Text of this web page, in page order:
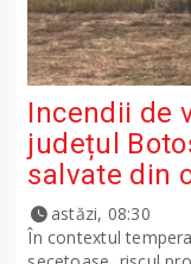
Incendii de
județul
salvate din
astăzi, 08:30
În contextul